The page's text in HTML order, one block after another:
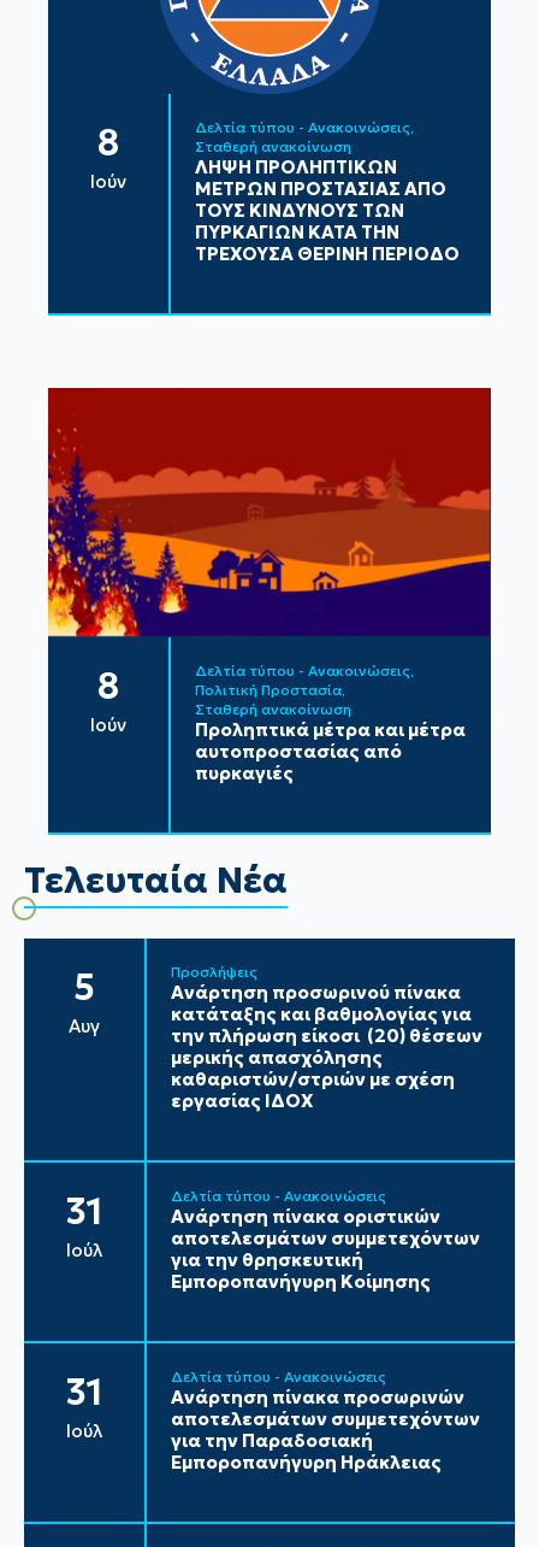
8
Ιούν
Δελτία τύπου - Ανακοινώσεις
Σταθερή ανακοίνωση
ΛΗΨΗ ΠΡΟΛΗΠΤΙΚΩΝ
ΜΕΤΡΩΝ ΠΡΟΣΤΑΣΙΑΣ ΑΠΟ
ΤΟΥΣ ΚΙΝΔΥΝΟΥΣ ΤΩΝ
ΠΥΡΚΑΓΙΩΝ ΚΑΤΑ ΤΗΝ
ΤΡΕΧΟΥΣΑ ΘΕΡΙΝΗ ΠΕΡΙΟΔΟ
8
Ιούν
Δελτία τύπου - Ανακοινώσεις
Πολιτική Προστασία
Σταθερή ανακοίνωση
Προληπτικά μέτρα και μέτρα
αυτοπροστασίας από
πυρκαγιές
Τελευταία Νέα
5
Αυγ
Προσλήψεις
Ανάρτηση προσωρινού πίνακα
κατάταξης και βαθμολογίας για
την πλήρωση είκοσι (20) θέσεων
μερικής απασχόλησης
καθαριστών/στριών με σχέση
εργασίας ΙΔΟΧ
31
Ιούλ
Δελτία τύπου - Ανακοινώσεις
Ανάρτηση πίνακα οριστικών
αποτελεσμάτων συμμετεχόντων
για την θρησκευτική
Εμποροπανήγυρη Κοίμησης
31
Ιούλ
Δελτία τύπου - Ανακοινώσεις
Ανάρτηση πίνακα προσωρινών
αποτελεσμάτων συμμετεχόντων
για την Παραδοσιακή
Εμποροπανήγυρη Ηράκλειας